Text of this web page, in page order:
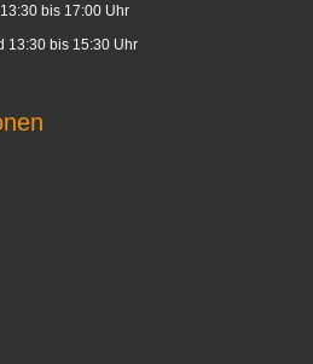
bis 17:00 Uhr
13:30 bis 15:30 Uhr